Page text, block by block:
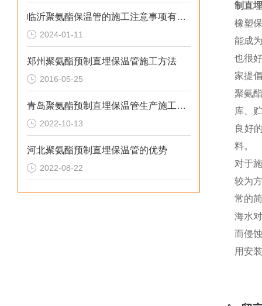
临沂聚氨酯保温管的施工注意事项有哪些？
2024-01-11
郑州聚氨酯预制直埋保温管施工方法
2016-05-25
青岛聚氨酯预制直埋保温管生产施工需要注意的问题
2022-10-13
河北聚氨酯预制直埋保温管的优势
2022-08-22
制直
橡塑
能成
也很
家提
聚氨
库、
良好
料。
对于
较为
常的
海水
而侵
用安